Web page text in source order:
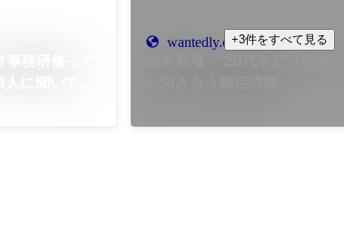
wantedly.com+3件をすべて見る